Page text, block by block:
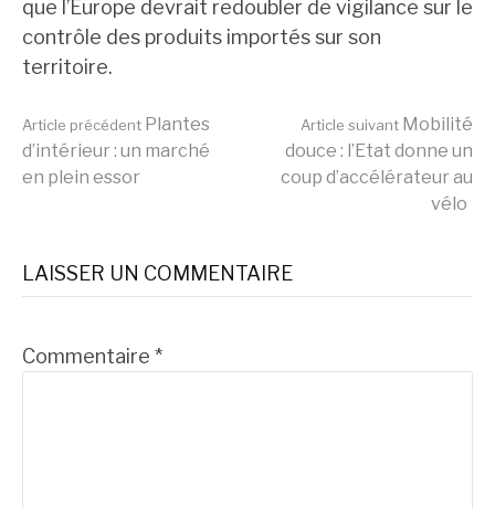
que l’Europe devrait redoubler de vigilance sur le
contrôle des produits importés sur son
territoire.
Lire
suite
Article précédent Plantes
d’intérieur : un marché
en plein essor
Article suivant Mobilité
douce : l’Etat donne un
coup d’accélérateur au
vélo
LAISSER UN COMMENTAIRE
Commentaire *